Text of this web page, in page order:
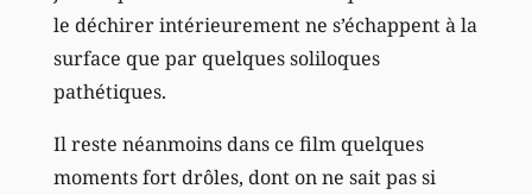
le déchirer intérieurement ne s’échappent à la
surface que par quelques soliloques
pathétiques.
Il reste néanmoins dans ce film quelques
moments fort drôles, dont on ne sait pas si